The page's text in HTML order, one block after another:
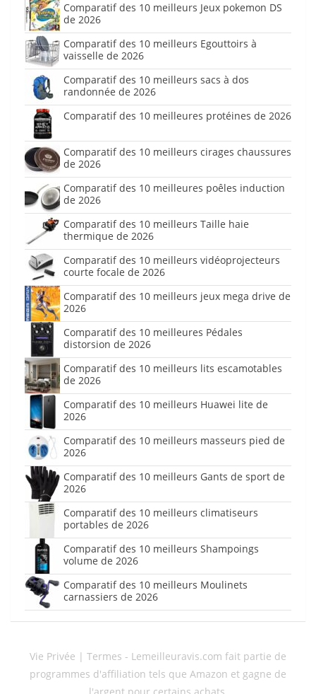
Comparatif des 10 meilleurs Jeux pokemon DS
de 2026
Comparatif des 10 meilleurs Egouttoirs à
vaisselle de 2026
Comparatif des 10 meilleurs sacs à dos
randonnée de 2026
Comparatif des 10 meilleures protéines de 2026
Comparatif des 10 meilleurs cirages chaussures
de 2026
Comparatif des 10 meilleures poêles induction
de 2026
Comparatif des 10 meilleurs Taille haie
thermique de 2026
Comparatif des 10 meilleurs vidéoprojecteurs
courte focale de 2026
Comparatif des 10 meilleurs jeux mega drive de
2026
Comparatif des 10 meilleures Pédales
distorsion de 2026
Comparatif des 10 meilleurs lits escamotables
de 2026
Comparatif des 10 meilleurs Huawei lite de
2026
Comparatif des 10 meilleurs masseurs pied de
2026
Comparatif des 10 meilleurs Gants de sport de
2026
Comparatif des 10 meilleurs climatiseurs
portables de 2026
Comparatif des 10 meilleurs Shampoings
volume de 2026
Comparatif des 10 meilleurs Moulinets
carnassiers de 2026
Vie Privée | Termes - Lemeilleuravis.com fait partie de
programmes d'affiliation tels que Amazon et gagne de